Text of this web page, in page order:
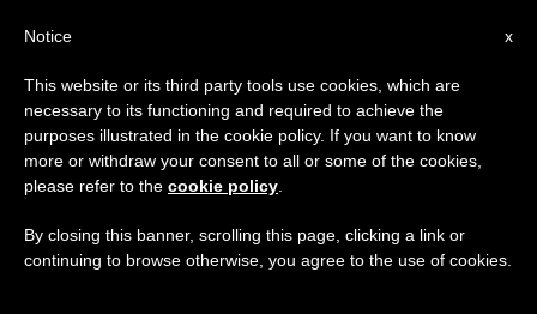
SPIRITUALITÀ E PREGHIERA
x
Notice
This website or its third party tools use cookies, which are
necessary to its functioning and required to achieve the
purposes illustrated in the cookie policy. If you want to know
more or withdraw your consent to all or some of the cookies,
please refer to the cookie policy
By closing this banner, scrolling this page, clicking a link or
continuing to browse otherwise, you agree to the use of cookies.